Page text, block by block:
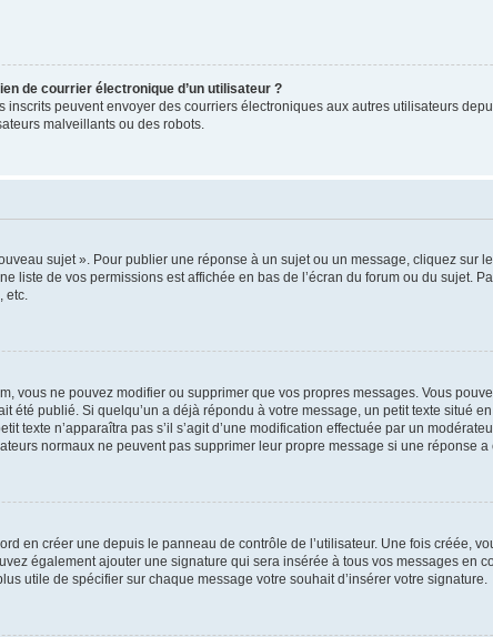
de courrier électronique d’un utilisateur ?
peuvent envoyer des courriers électroniques aux autres utilisateurs
malveillants ou des robots.
sujet ». Pour publier une réponse à un sujet ou un message, cliquez sur
liste de vos permissions est affichée en bas de l’écran du forum ou du sujet.
etc.
vous ne pouvez modifier ou supprimer que vos propres messages. Vous
été publié. Si quelqu’un a déjà répondu à votre message, un petit texte situé
texte n’apparaîtra pas s’il s’agit d’une modification effectuée par un
normaux ne peuvent pas supprimer leur propre message si une réponse a
en créer une depuis le panneau de contrôle de l’utilisateur. Une fois créée,
également ajouter une signature qui sera insérée à tous vos messages en
utile de spécifier sur chaque message votre souhait d’insérer votre signature.